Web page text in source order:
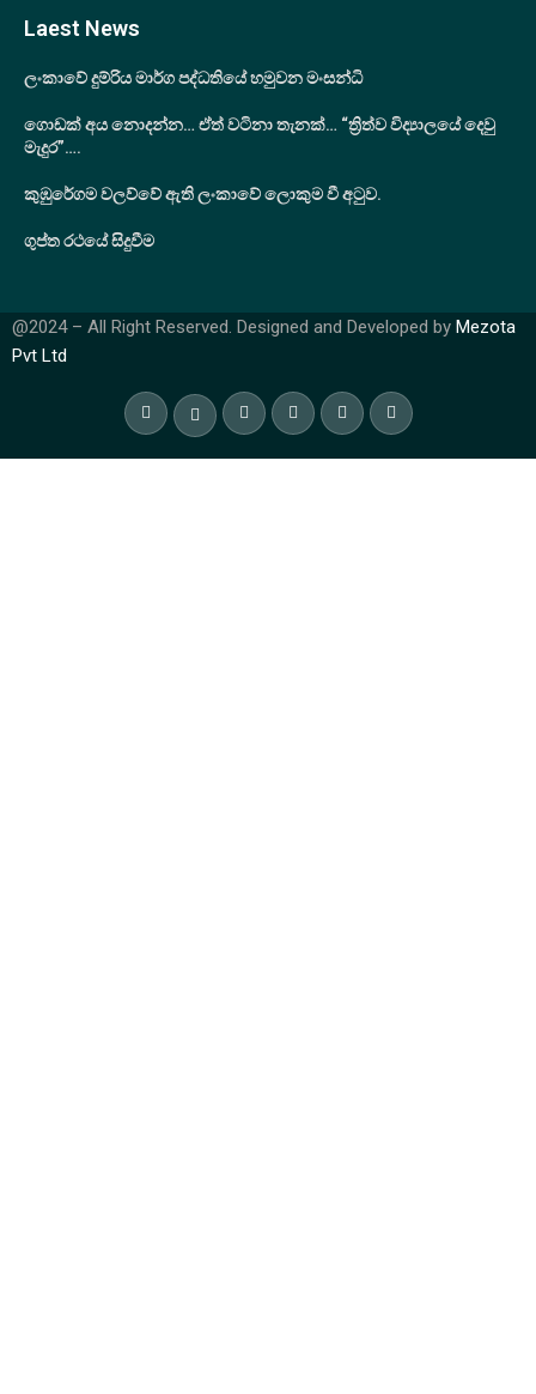
Laest News
ලංකාවේ දුම්රිය මාර්ග පද්ධතියේ හමුවන මංසන්ධි
ගොඩක් අය නොදන්න… ඒත් වටිනා තැනක්… “ත්‍රිත්ව විද්‍යාලයේ දෙවු
මැදුර”….
කුඹුරේගම වලව්වේ ඇති ලංකාවේ ලොකුම වී අටුව.
ගුප්ත රථයේ සිදුවීම
@2024 – All Right Reserved. Designed and Developed by Mezota
Pvt Ltd